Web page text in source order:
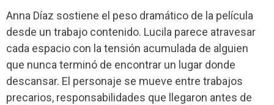
Anna Díaz sostiene el peso dramático de la película
desde un trabajo contenido. Lucila parece atravesar
cada espacio con la tensión acumulada de alguien
que nunca terminó de encontrar un lugar donde
descansar. El personaje se mueve entre trabajos
precarios, responsabilidades que llegaron antes de